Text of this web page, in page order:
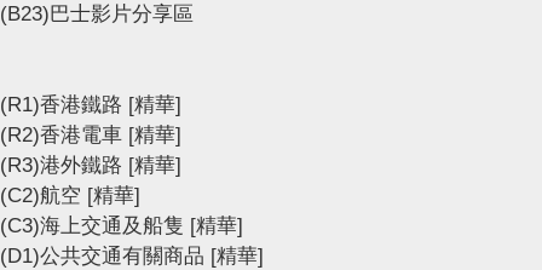
(B23)巴士影片分享區
(R1)香港鐵路 [精華]
(R2)香港電車 [精華]
(R3)港外鐵路 [精華]
(C2)航空 [精華]
(C3)海上交通及船隻 [精華]
(D1)公共交通有關商品 [精華]